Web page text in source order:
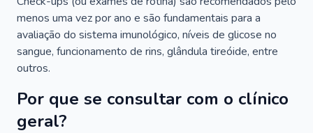
menos uma vez por ano e são fundamentais para a
avaliação do sistema imunológico, níveis de glicose no
sangue, funcionamento de rins, glândula tireóide, entre
outros.
Por que se consultar com o clínico
geral?